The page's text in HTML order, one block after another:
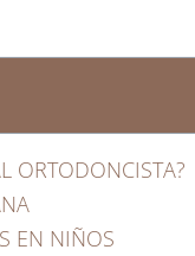
ORTODONCISTA?
EN NIÑOS